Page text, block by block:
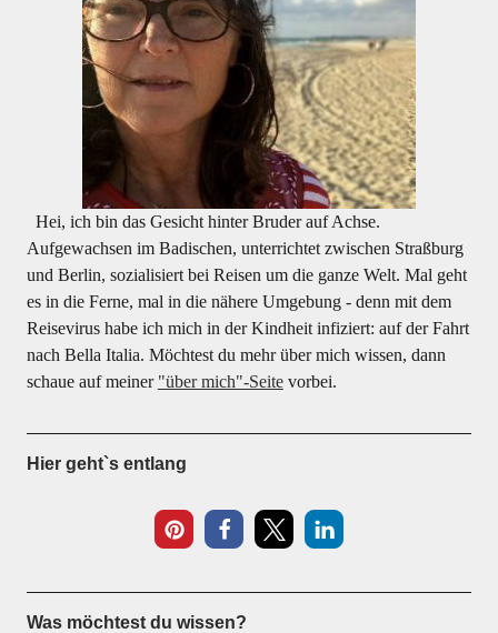
Hei, ich bin das Gesicht hinter Bruder auf Achse.
Aufgewachsen im Badischen, unterrichtet zwischen Straßburg
und Berlin, sozialisiert bei Reisen um die ganze Welt. Mal geht
es in die Ferne, mal in die nähere Umgebung - denn mit dem
Reisevirus habe ich mich in der Kindheit infiziert: auf der Fahrt
nach Bella Italia. Möchtest du mehr über mich wissen, dann
schaue auf meiner "über mich"-Seitevorbei.
Hier geht`s entlang
Was möchtest du wissen?